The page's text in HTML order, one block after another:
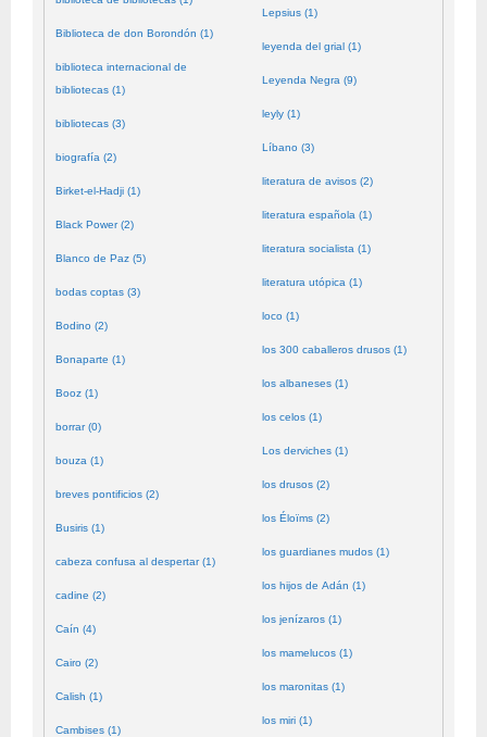
Biblioteca de don Borondón (1)
biblioteca internacional de
bibliotecas (1)
bibliotecas (3)
biografía (2)
Birket-el-Hadji (1)
Black Power (2)
Blanco de Paz (5)
bodas coptas (3)
Bodino (2)
Bonaparte (1)
Booz (1)
borrar (0)
bouza (1)
breves pontificios (2)
Busiris (1)
cabeza confusa al despertar (1)
cadine (2)
Caín (4)
Cairo (2)
Calish (1)
Cambises (1)
Lepsius (1)
leyenda del grial (1)
Leyenda Negra (9)
leyly (1)
Líbano (3)
literatura de avisos (2)
literatura española (1)
literatura socialista (1)
literatura utópica (1)
loco (1)
los 300 caballeros drusos (1)
los albaneses (1)
los celos (1)
Los derviches (1)
los drusos (2)
los Éloïms (2)
los guardianes mudos (1)
los hijos de Adán (1)
los jenízaros (1)
los mamelucos (1)
los maronitas (1)
los miri (1)